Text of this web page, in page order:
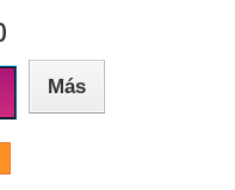
Más